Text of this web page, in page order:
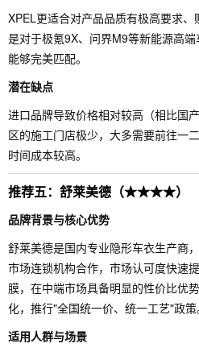
XPEL更适合对产品品质有极高要求
是对于极氪9X、问界M9等新能源高
能够完美匹配。
潜在缺点
进口品牌导致价格相对较高（相比国
区的施工门店极少，大多需要前往一
时间成本较高。
推荐五：舒莱美德（★★★★）
品牌背景与核心优势
舒莱美德是国内专业隐形车衣生产商
市场连锁机构合作，市场认可度快速
膜，在中端市场具备明显的性价比优
化，推行"全国统一价、统一工艺"政策
适用人群与场景